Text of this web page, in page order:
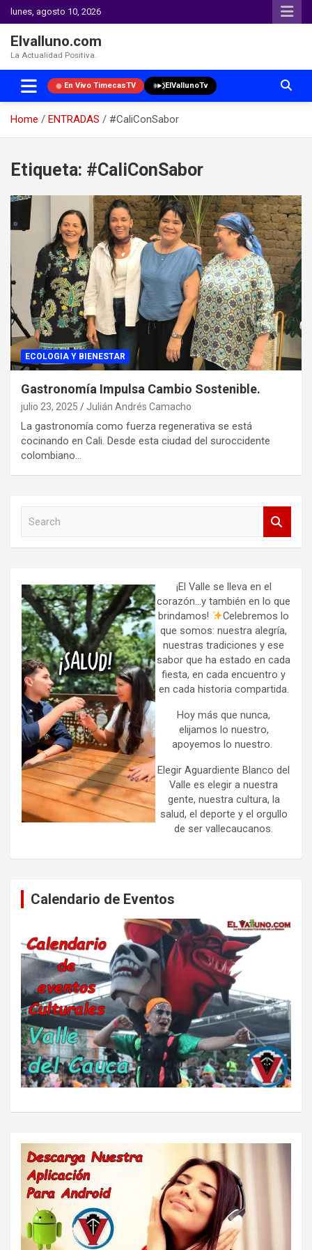
lunes, agosto 10, 2026
Elvalluno.com
La Actualidad Positiva.
En Vivo TimecasTV ElVallunoTv
Home ENTRADAS
#CaliConSabor
content
Etiqueta: #CaliConSabor
ECOLOGIA Y BIENESTAR
Gastronomía Impulsa Cambio Sostenible.
julio 23, 2025 Julián Andrés Camacho
La gastronomía como fuerza regenerativa se está
cocinando en Cali. Desde esta ciudad del suroccidente
colombiano…
h
¡El Valle se lleva en el
corazón…y también en lo que
brindamos!
Celebremos lo
que somos: nuestra alegría,
nuestras tradiciones y ese
sabor que ha estado en cada
fiesta, en cada encuentro y
en cada historia compartida.
Hoy más que nunca,
elijamos lo nuestro,
apoyemos lo nuestro.
Elegir Aguardiente Blanco del
Valle es elegir a nuestra
gente, nuestra cultura, la
salud, el deporte y el orgullo
de ser vallecaucanos.
Calendario de Eventos